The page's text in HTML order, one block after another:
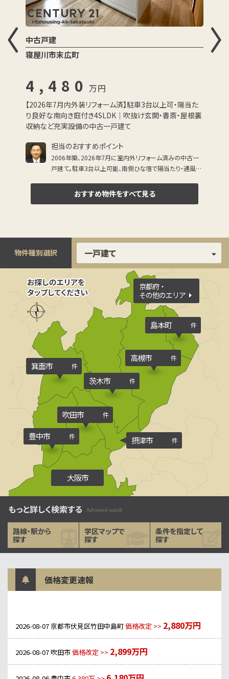
中古戸建
寝屋川市末広町
4,480 万円
【2026年7月内外装リフォーム済】駐車3台以上可・陽当た
り良好な南向き庭付き4SLDK｜吹抜け玄関・書斎・屋根裏
収納など充実設備の中古一戸建て
担当のおすすめポイント
2006年築、2026年7月に室内外リフォーム済みの中古一
戸建て。駐車3台以上可能、南側ひな壇で陽当たり・通風良
浴室、書斎スペース、屋根裏収納など、暮らしやすさを追求
おすすめ物件をすべて見る
物件種別選択
大阪市
豊中市 件
吹田市 件
高槻市 件
茨木市 件
箕面市 件
摂津市 件
島本町 件
京都府・
その他のエリア
路線・駅から
探す
学区マップで
探す
条件を指定して
探す
価格変更速報
2026-08-07 京都市伏見区竹田中島町価格改定 >> 2,880万円
2026-08-07吹田市価格改定 >> 2,899万円